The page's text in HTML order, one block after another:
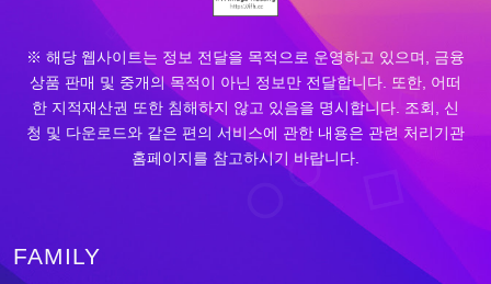
※ 해당 웹사이트는 정보 전달을 목적으로 운영하고 있으며, 금융
상품 판매 및 중개의 목적이 아닌 정보만 전달합니다. 또한, 어떠
한 지적재산권 또한 침해하지 않고 있음을 명시합니다. 조회, 신
청 및 다운로드와 같은 편의 서비스에 관한 내용은 관련 처리기관
홈페이지를 참고하시기 바랍니다.
FAMILY